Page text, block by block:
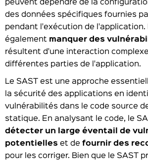
peuvent dépendre de la
des données spécifiques fournies
pendant l'exécution de l'application.
également manquer des
résultent d'une interaction
différentes parties de l'application.
Le SAST est une approche
la sécurité des applications en
vulnérabilités dans le code source
statique. En analysant le code, le
détecter un large éventail de
potentielles et de fournir des
pour les corriger. Bien que le SAST